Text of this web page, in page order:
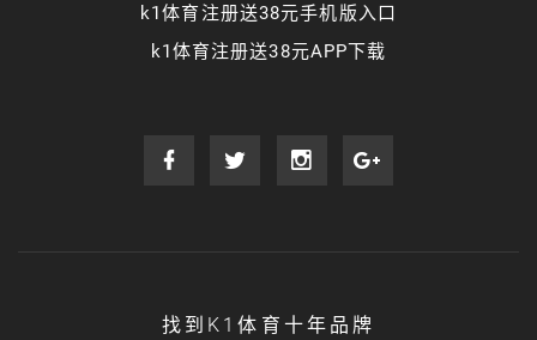
k1体育注册送38元手机版入口
k1体育注册送38元APP下载
找到K1体育十年品牌